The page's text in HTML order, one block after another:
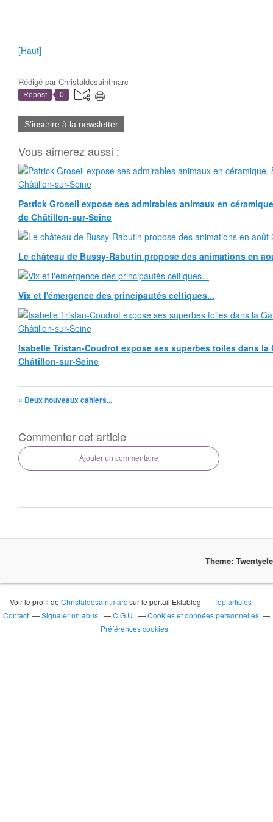
[Haut]
Rédigé parChristaldesaintmarc
Repost 0
S'inscrire à la newsletter
Vous aimerez aussi :
Patrick Groseil expose ses admirables animaux en
de Châtillon-sur-Seine
Le château de Bussy-Rabutin propose des animations en
Vix et l'émergence des principautés celtiques...
Isabelle Tristan-Coudrot expose ses superbes toiles dans la
Châtillon-sur-Seine
« Deux nouveaux cahiers...
Commenter cet article
Ajouter un commentaire
Theme:
Voir le profil deChristaldesaintmarcsur le portail Eklablog
Top articles
Contact
Signaler un abus C.G.U.
Cookies et données personnelles
Préférences cookies